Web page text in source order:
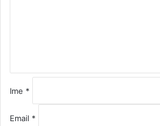
Ime *
Email *